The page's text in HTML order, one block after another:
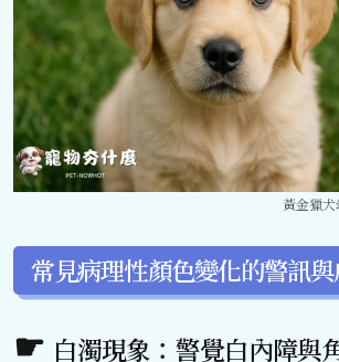
黃金獵
常見病理性顏色變化的警訊
白濁現象：警覺白內障與